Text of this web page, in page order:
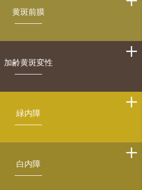
黄斑前膜
加齢黄斑変性
緑内障
白内障